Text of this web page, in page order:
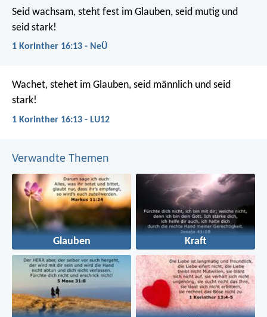
Seid wachsam, steht fest im Glauben, seid mutig und
seid stark!
1 Korinther 16:13 - NeÜ
Wachet, stehet im Glauben, seid männlich und seid
stark!
1 Korinther 16:13 - LU12
Verwandte Themen
Glauben Kraft